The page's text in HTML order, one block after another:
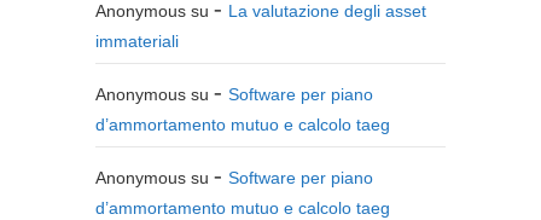
Anonymous su
La valutazione degli asset
immateriali
Anonymous su
Software per piano
d’ammortamento mutuo e calcolo taeg
Anonymous su
Software per piano
d’ammortamento mutuo e calcolo taeg